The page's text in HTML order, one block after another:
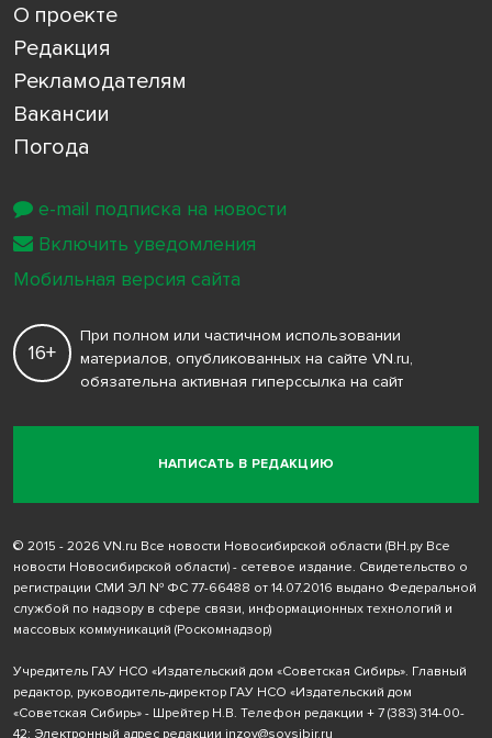
О проекте
Редакция
Рекламодателям
Вакансии
Погода
НАПИСАТЬ В РЕДАКЦИЮ
16+
При полном или частичном использовании
материалов, опубликованных на сайте VN.ru,
обязательна активная гиперссылка на сайт
© 2015 - 2026 VN.ru Все новости Новосибирской области (ВН.ру Все
новости Новосибирской области) - сетевое издание. Свидетельство о
регистрации СМИ ЭЛ № ФС 77-66488 от 14.07.2016 выдано Федеральной
службой по надзору в сфере связи, информационных технологий и
массовых коммуникаций (Роскомнадзор)
Учредитель ГАУ НСО «Издательский дом «Советская Сибирь». Главный
редактор, руководитель-директор ГАУ НСО «Издательский дом
«Советская Сибирь» - Шрейтер Н.В. Телефон редакции + 7 (383) 314-00-
42; Электронный адрес редакции inzov@sovsibir.ru
e-mail подписка на новости
Включить уведомления
Мобильная версия сайта